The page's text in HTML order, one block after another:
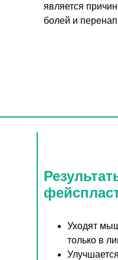
является
болей и
Курс
Москве
Уходят
только в